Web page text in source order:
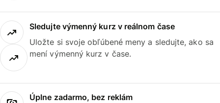
Sledujte výmenný kurz v reálnom čase
Uložte si svoje obľúbené meny a sledujte, ako sa
mení výmenný kurz v čase.
Úplne zadarmo, bez reklám